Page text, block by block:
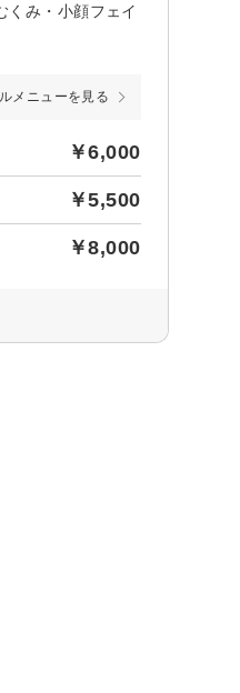
み・小顔フェイ
メニューを見る
￥6,000
￥5,500
￥8,000